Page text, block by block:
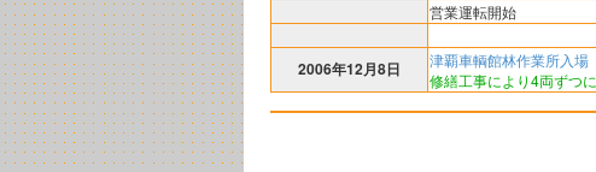
営業運転開始
2006年12月8日
津覇車輌館林作業所入場
修繕工事により4両ずつ